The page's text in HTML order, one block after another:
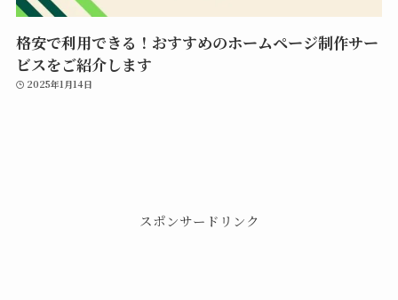
格安で利用できる！おすすめのホームページ制作サー
ビスをご紹介します
2025年1月14日
スポンサードリンク